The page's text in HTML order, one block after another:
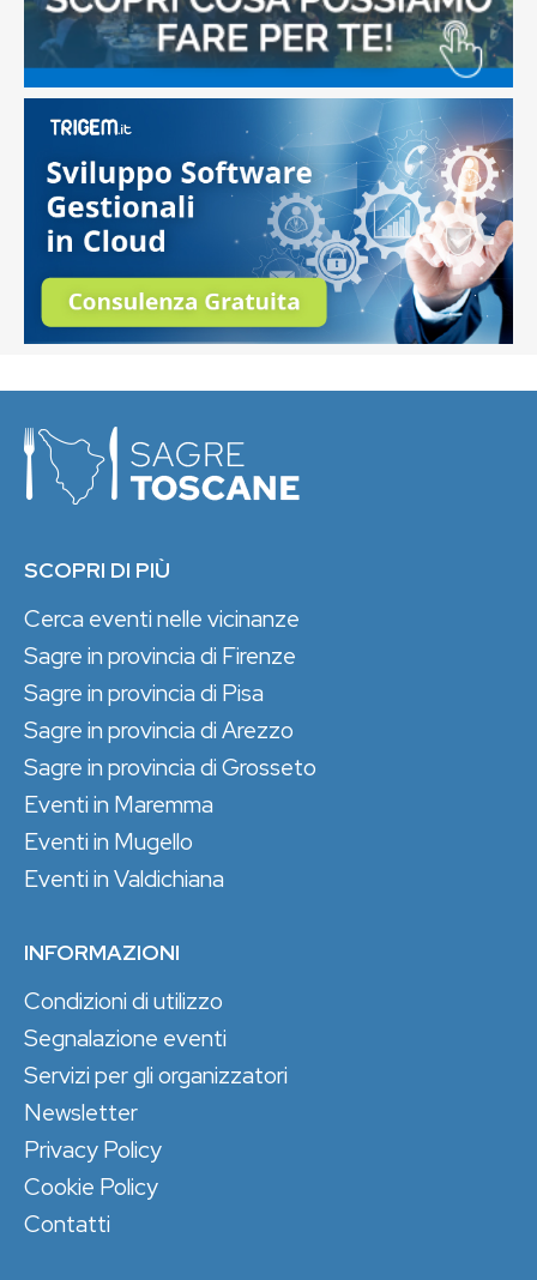
SCOPRI DI PIÙ
Cerca eventi nelle vicinanze
Sagre in provincia di Firenze
Sagre in provincia di Pisa
Sagre in provincia di Arezzo
Sagre in provincia di Grosseto
Eventi in Maremma
Eventi in Mugello
Eventi in Valdichiana
INFORMAZIONI
Condizioni di utilizzo
Segnalazione eventi
Servizi per gli organizzatori
Newsletter
Privacy Policy
Cookie Policy
Contatti